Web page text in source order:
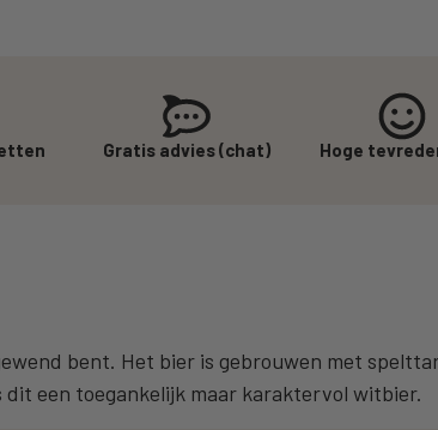
Gratis advies (chat) Hoge
bent. Het bier is gebrouwen met
dit een toegankelijk maar karaktervol witbier.